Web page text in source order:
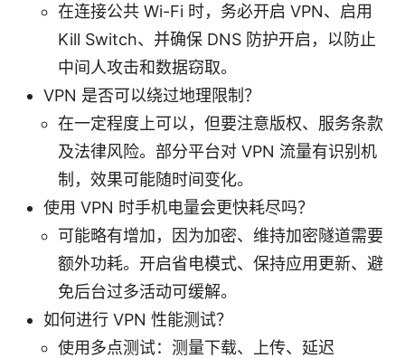
在连接公共 Wi-Fi 时，务必开启 VPN、启用
Kill Switch、并确保 DNS 防护开启，以防止
中间人攻击和数据窃取。
VPN 是否可以绕过地理限制？
在一定程度上可以，但要注意版权、服务条款
及法律风险。部分平台对 VPN 流量有识别机
制，效果可能随时间变化。
使用 VPN 时手机电量会更快耗尽吗？
可能略有增加，因为加密、维持加密隧道需要
额外功耗。开启省电模式、保持应用更新、避
免后台过多活动可缓解。
如何进行 VPN 性能测试？
使用多点测试：测量下载、上传、延迟